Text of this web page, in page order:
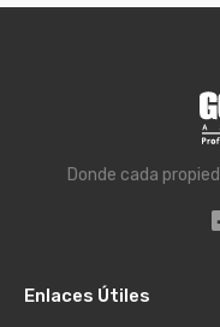
Donde cada
Enlaces Útiles